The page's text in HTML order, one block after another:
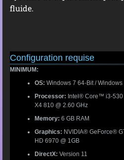
fluide.
Configuration requise
MINIMUM:
OS: Windows 7 64-Bit /
Processor: Intel® Core™ i3-530
X4 810 @ 2.60 GHz
Memory: 6 GB RAM
Graphics: NVIDIA® GeForce®
HD 6970 @ 1GB
DirectX: Version 11